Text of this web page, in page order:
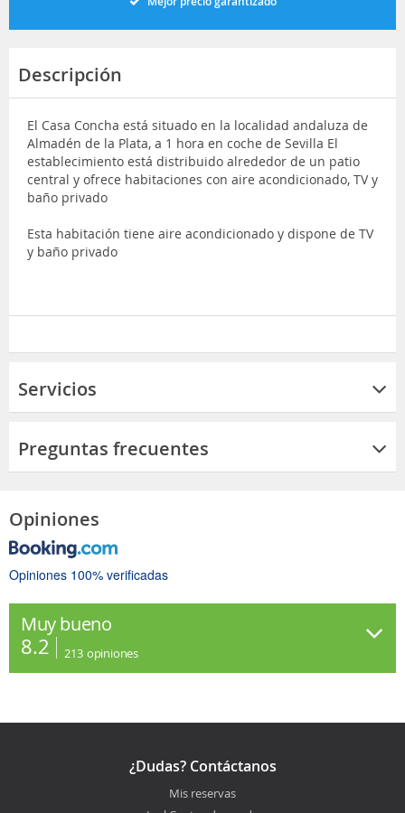
Descripción
El Casa Concha está situado en la localidad andaluza de
Almadén de la Plata, a 1 hora en coche de Sevilla El
establecimiento está distribuido alrededor de un patio
central y ofrece habitaciones con aire acondicionado, TV y
baño privado
Esta habitación tiene aire acondicionado y dispone de TV
y baño privado
Servicios
Preguntas frecuentes
Opiniones
Opiniones 100% verificadas
Muy bueno
8.2 213 opiniones
¿Dudas? Contáctanos
Mis reservas